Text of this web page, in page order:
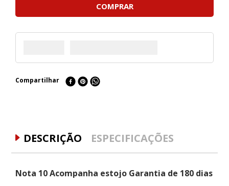
COMPRAR
Compartilhar
DESCRIÇÃO ESPECIFICAÇÕES
Nota 10 Acompanha estojo Garantia de 180 dias